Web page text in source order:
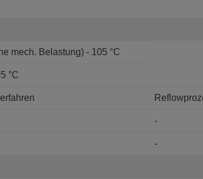
mech. Belastung) - 105 °C
°C
-
-